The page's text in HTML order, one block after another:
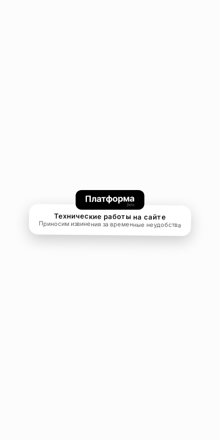
Технические работы на сайте
Приносим извинения за временные неудобства